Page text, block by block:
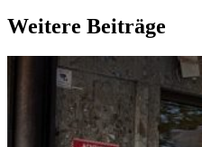
Weitere Beiträge